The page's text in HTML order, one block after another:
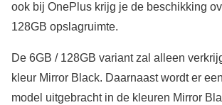
ook bij OnePlus krijg je de beschikking
128GB opslagruimte.
De 6GB / 128GB variant zal alleen
kleur Mirror Black. Daarnaast wordt er
model uitgebracht in de kleuren Mirror